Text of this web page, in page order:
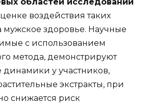
воздействия таких
мужское здоровье. Научные
с использованием
метода, демонстрируют
у участников,
экстракты, при
снижается риск